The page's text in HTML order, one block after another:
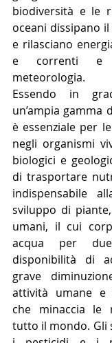
biodiversità e le
oceani dissipano
e rilasciano
e correnti e
meteorologia.
Essendo in
un’ampia gamma
è essenziale per
negli organismi
biologici e
di trasportare
indispensabile
sviluppo di
umani, il cui
acqua per
disponibilità di
grave
attività umane e
che minaccia le
tutto il mondo. Gli